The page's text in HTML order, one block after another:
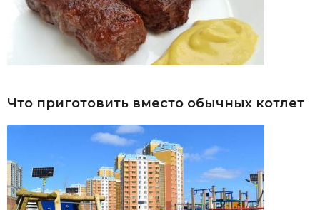
Что приготовить вместо обычных котлет